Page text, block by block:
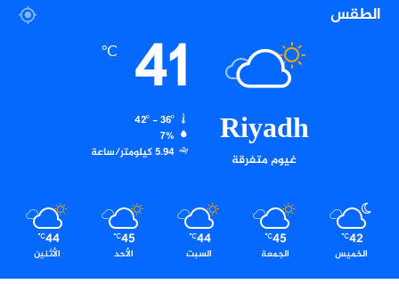
الطقس
Riyadh
غيوم متفرقة
41
℃
42º - 36º
7%
5.94 كيلومتر/ساعة
42
℃
الخميس
45
℃
الجمعة
44
℃
السبت
45
℃
الأحد
44
℃
الأثنين